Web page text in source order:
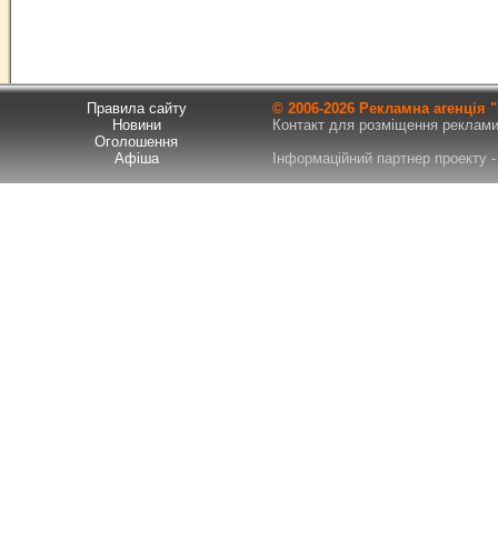
Правила сайту
Новини
Оголошення
Афіша
© 2006-2026 Рекламна
Контакт для розміщення
Інформаційний партнер проекту